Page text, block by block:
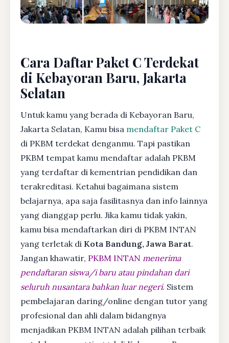
Cara Daftar Paket C Terdekat
di Kebayoran Baru, Jakarta
Selatan
Untuk kamu yang berada di Kebayoran Baru,
Jakarta Selatan, Kamu bisa mendaftar Paket C
di PKBM terdekat denganmu. Tapi pastikan
PKBM tempat kamu mendaftar adalah PKBM
yang terdaftar di kementrian pendidikan dan
terakreditasi. Ketahui bagaimana sistem
belajarnya, apa saja fasilitasnya dan info lainnya
yang dianggap perlu. Jika kamu tidak yakin,
kamu bisa mendaftarkan diri di PKBM INTAN
yang terletak di Kota Bandung, Jawa Barat.
Jangan khawatir, PKBM INTAN menerima
pendaftaran siswa/i baru atau pindahan dari
seluruh nusantara bahkan luar negeri. Sistem
pembelajaran daring/online dengan tutor yang
profesional dan ahli dalam bidangnya
menjadikan PKBM INTAN adalah pilihan terbaik